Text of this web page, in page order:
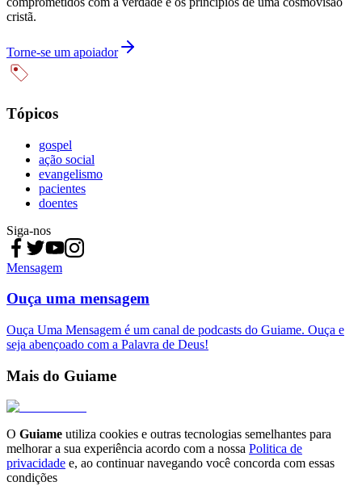
cristã.
Torne-se um apoiador
Tópicos
gospel
ação social
evangelismo
pacientes
doentes
Siga-nos
Mensagem
Ouça uma mensagem
Ouça Uma Mensagem é um canal de podcasts do Guiame. Ouça e
seja abençoado com a Palavra de Deus!
Mais do Guiame
O Guiame utiliza cookies e outras tecnologias semelhantes para
melhorar a sua experiência acordo com a nossa Politica de
privacidade e, ao continuar navegando você concorda com essas
condições